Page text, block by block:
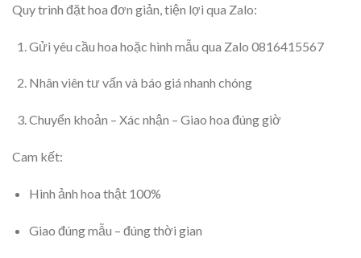
Quy trình đặt hoa đơn giản, tiện lợi qua Zalo:
Gửi yêu cầu hoa hoặc hình mẫu qua Zalo 0816415567
Nhân viên tư vấn và báo giá nhanh chóng
Chuyển khoản – Xác nhận – Giao hoa đúng giờ
Cam kết:
Hình ảnh hoa thật 100%
Giao đúng mẫu – đúng thời gian